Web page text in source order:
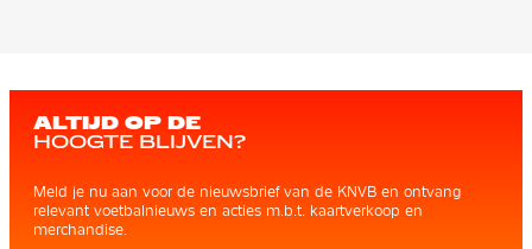
ALTIJD OP DE
HOOGTE BLIJVEN?
Meld je nu aan voor de nieuwsbrief van de KNVB en ontvang
relevant voetbalnieuws en acties m.b.t. kaartverkoop en
merchandise.